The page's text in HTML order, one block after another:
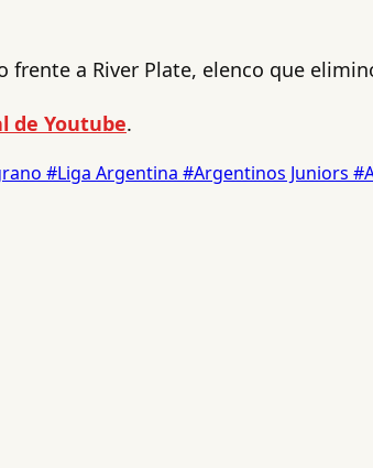
a River Plate, elenco que
de Youtube.
#Liga Argentina #Argentinos Juniors